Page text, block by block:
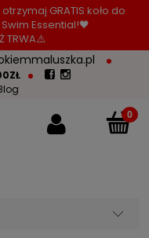
GRATIS koło do
Essential!🖤
TRWA⚠️